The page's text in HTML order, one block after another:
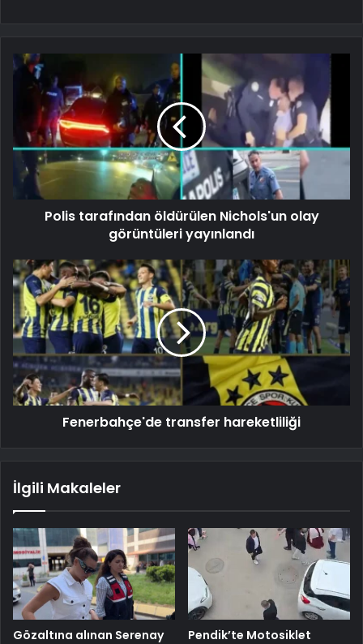
Polis tarafından öldürülen Nichols'un olay
görüntüleri yayınlandı
Fenerbahçe'de transfer hareketliliği
İlgili Makaleler
Gözaltına alınan Serenay
Pendik’te Motosiklet